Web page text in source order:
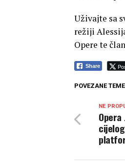
Uživajte sa
režiji
Opere te
Share
POVEZANE
NE